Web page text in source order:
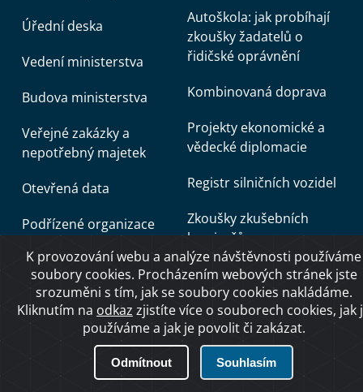
Úřední deska
Vedení ministerstva
Budova ministerstva
Veřejné zakázky a
nepotřebný majetek
Otevřená data
Podřízené organizace
Stížnosti
Dozorová a kontrolní
činnost
Zápisy z Centrální
Autoškola: jak probíhají
zkoušky žadatelů o
řidičské oprávnění
Kombinovaná doprava
Projekty ekonomické a
vědecké diplomacie
Registr silničních vozidel
Zkoušky zkušebních
komisařů
Informace pro budoucí
poskytovatele základní
služby a následné
subjekty kritické
infrastruktury v odvětví
DOPRAVA podle zákona
K provozování webu a analýze návštěvnosti používáme
soubory cookies. Procházením webových stránek jste
srozuměni s tím, jak se soubory cookies nakládáme.
Kliknutím na odkaz zjistíte více o souborech cookies, jak
používáme a jak je povolit či zakázat.
Odmítnout Souhlasím